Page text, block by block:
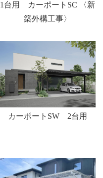
1台用 カーポートSC 〈新
築外構工事〉
カーポートSW 2台用